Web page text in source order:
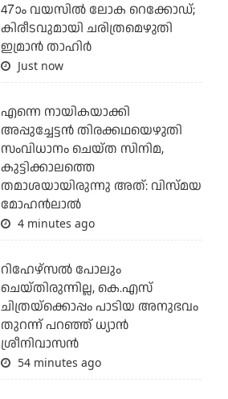
47ാം വയസില്‍ ലോക റെക്കോഡ്;
കിരീടവുമായി ചരിത്രമെഴുതി
ഇമ്രാന്‍ താഹിര്‍
Just now
എന്നെ നായികയാക്കി
അപ്പുച്ചേട്ടന്‍ തിരക്കഥയെഴുതി
സംവിധാനം ചെയ്ത സിനിമ,
കുട്ടിക്കാലത്തെ
തമാശയായിരുന്നു അത്: വിസ്മയ
മോഹന്‍ലാല്‍
4 minutes ago
റിഹേഴ്സൽ പോലും
ചെയ്തിരുന്നില്ല, കെ.എസ്
ചിത്രയ്ക്കൊപ്പം പാടിയ അനുഭവം
തുറന്ന് പറഞ്ഞ് ധ്യാൻ
ശ്രീനിവാസൻ
54 minutes ago